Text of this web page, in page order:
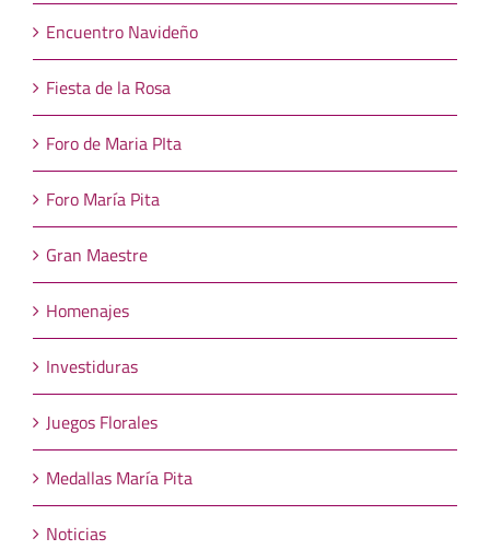
Encuentro Navideño
Fiesta de la Rosa
Foro de Maria PIta
Foro María Pita
Gran Maestre
Homenajes
Investiduras
Juegos Florales
Medallas María Pita
Noticias